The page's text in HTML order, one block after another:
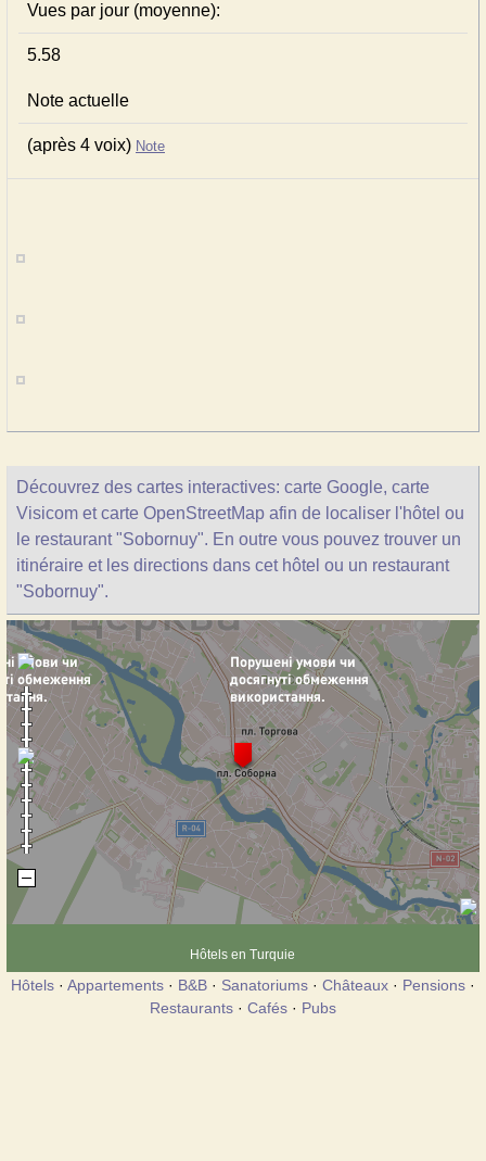
Vues par jour (moyenne):
5.58
Note actuelle
(après 4 voix) Note
Découvrez des cartes interactives: carte Google, carte
Visicom et carte OpenStreetMap afin de localiser l'hôtel ou
le restaurant "Sobornuy". En outre vous pouvez trouver un
itinéraire et les directions dans cet hôtel ou un restaurant
"Sobornuy".
Hôtels en Turquie
Hôtels · Appartements · B&B · Sanatoriums · Châteaux · Pensions ·
Restaurants · Cafés · Pubs